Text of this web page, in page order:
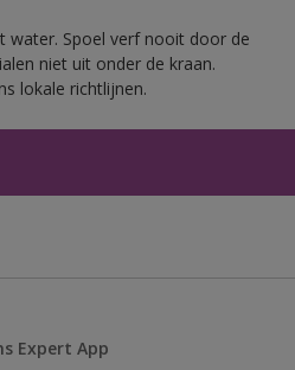
water. Spoel verf nooit door de
niet uit onder de kraan.
lokale richtlijnen.
Expert App